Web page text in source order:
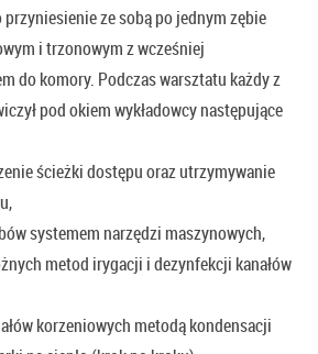
ze sobą po jednym zębie
i trzonowym z wcześniej
do komory. Podczas warsztatu każdy z
pod okiem wykładowcy następujące
ścieżki dostępu oraz utrzymywanie
systemem narzędzi maszynowych,
metod irygacji i dezynfekcji kanałów
korzeniowych metodą kondensacji